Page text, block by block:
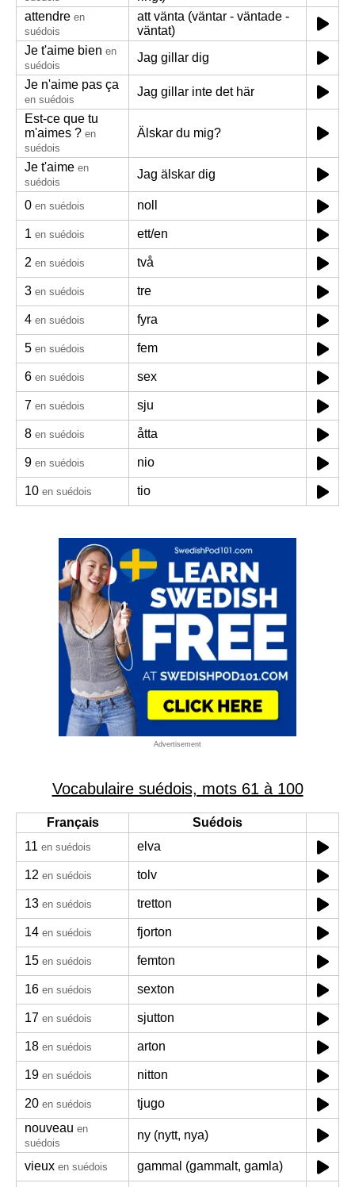
attendre en
suédois
att vänta (väntar - väntade -
väntat)
Je t'aime bien en
suédois
Jag gillar dig
Je n'aime pas ça
en suédois
Jag gillar inte det här
Est-ce que tu
m'aimes ? en
suédois
Älskar du mig?
Je t'aime en
suédois
Jag älskar dig
0 en suédois noll
1 en suédois ett/en
2 en suédois två
3 en suédois tre
4 en suédois fyra
5 en suédois fem
6 en suédois sex
7 en suédois sju
8 en suédois åtta
9 en suédois nio
10 en suédois tio
Advertisement
Vocabulaire suédois, mots 61 à 100
Français
Suédois
11 en suédois elva
12 en suédois tolv
13 en suédois tretton
14 en suédois fjorton
15 en suédois femton
16 en suédois sexton
17 en suédois sjutton
18 en suédois arton
19 en suédois nitton
20 en suédois
tjugo
nouveau en
suédois
ny (nytt, nya)
vieux en suédois gammal (gammalt, gamla)